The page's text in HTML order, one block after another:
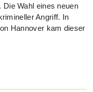
Wahl eines neuen
Angriff. In
Hannover kam dieser